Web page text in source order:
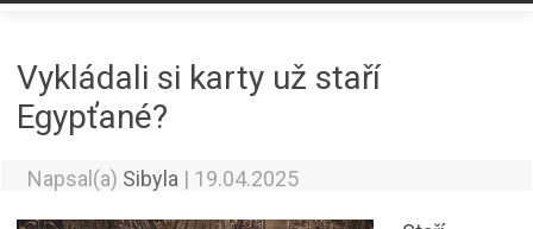
Vykládali si karty už staří
Egypťané?
Napsal(a) Sibyla | 19.04.2025